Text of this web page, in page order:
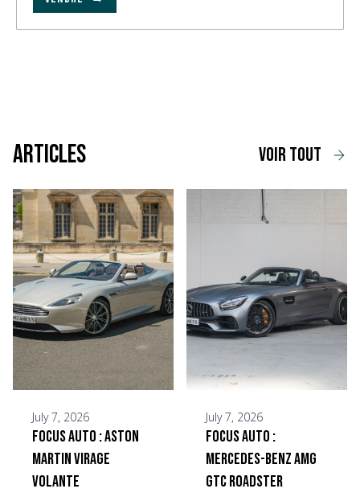
voir tout
Articles
July 7, 2026
Focus Auto : Aston
Martin Virage
Volante
July 7, 2026
Focus Auto :
Mercedes-Benz AMG
GTC Roadster